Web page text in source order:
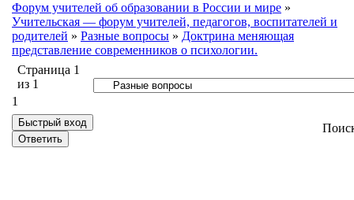
Форум учителей об образовании в России и мире »
Учительская — форум учителей, педагогов, воспитателей и
родителей » Разные вопросы » Доктрина меняющая
представление современников о психологии.
Страница 1
из 1
1